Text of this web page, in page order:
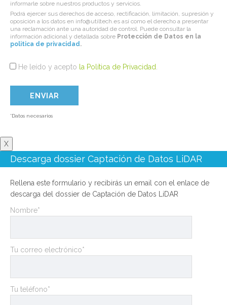
informarle sobre nuestros productos y servicios.
Podrá ejercer sus derechos de acceso, rectificación, limitación, supresión y
oposición a los datos en info@utiltech.es así como el derecho a presentar
una reclamación ante una autoridad de control. Puede consultar la
información adicional y detallada sobre Protección de Datos en la
politica de privacidad.
He leído y acepto la Política de Privacidad
*Datos necesarios
X
Descarga dossier Captación de Datos LiDAR
Rellena este formulario y recibirás un email con el enlace de
descarga del dossier de Captación de Datos LiDAR
Nombre*
Tu correo electrónico*
Tu teléfono*